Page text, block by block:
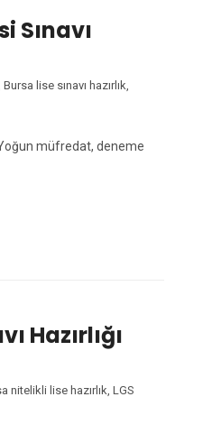
Sınavı
Bursa lise sınavı hazırlık,
müfredat, deneme
Hazırlığı
nitelikli lise hazırlık, LGS